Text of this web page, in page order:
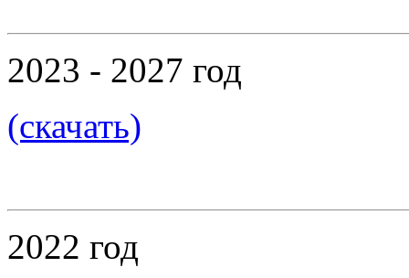
2023 - 2027 год
(скачать)
2022 год